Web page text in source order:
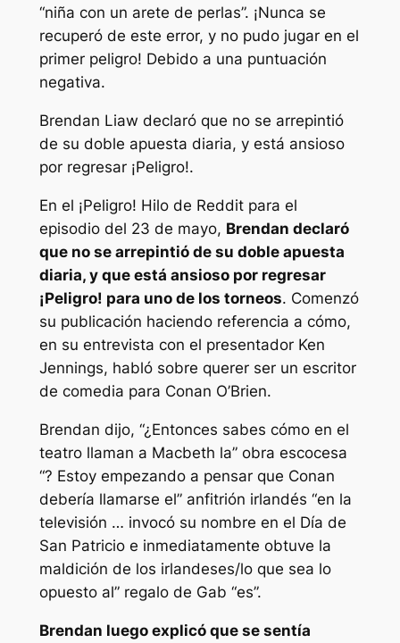
“niña con un arete de perlas”. ¡Nunca se
recuperó de este error, y no pudo jugar en el
primer peligro! Debido a una puntuación
negativa.
Brendan Liaw declaró que no se arrepintió
de su doble apuesta diaria, y está ansioso
por regresar ¡Peligro!.
En el ¡Peligro! Hilo de Reddit para el
episodio del 23 de mayo, Brendan declaró
que no se arrepintió de su doble apuesta
diaria, y que está ansioso por regresar
¡Peligro! para uno de los torneos. Comenzó
su publicación haciendo referencia a cómo,
en su entrevista con el presentador Ken
Jennings, habló sobre querer ser un escritor
de comedia para Conan O’Brien.
Brendan dijo, “¿Entonces sabes cómo en el
teatro llaman a Macbeth la” obra escocesa
“? Estoy empezando a pensar que Conan
debería llamarse el” anfitrión irlandés “en la
televisión … invocó su nombre en el Día de
San Patricio e inmediatamente obtuve la
maldición de los irlandeses/lo que sea lo
opuesto al” regalo de Gab “es”.
Brendan luego explicó que se sentía